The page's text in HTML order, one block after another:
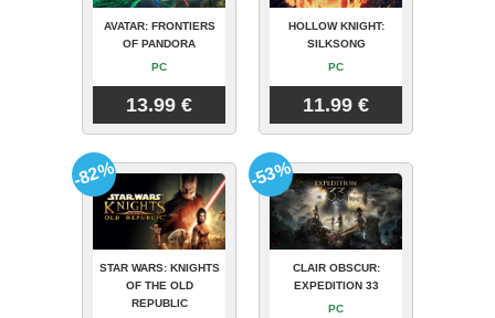
AVATAR: FRONTIERS
OF PANDORA
PC
13.99 €
HOLLOW KNIGHT:
SILKSONG
PC
11.99 €
STAR WARS: KNIGHTS
OF THE OLD
REPUBLIC
-82%
CLAIR OBSCUR:
EXPEDITION 33
PC
-53%